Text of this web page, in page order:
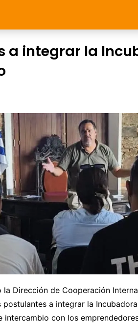
a integrar la
la Dirección de Cooperación
a integrar la
intercambio con los